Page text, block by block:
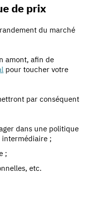
de prix
du marché
amont, afin de
pour toucher votre
par conséquent
dans une politique
;
;
etc.